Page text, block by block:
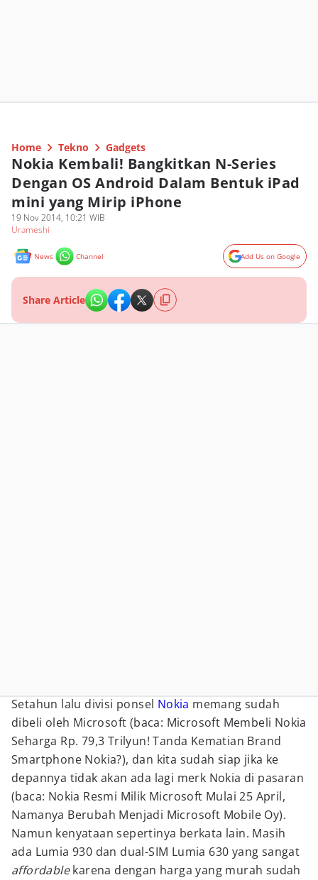
Home Tekno Gadgets
Nokia Kembali! Bangkitkan N-Series
Dengan OS Android Dalam Bentuk iPad
mini yang Mirip iPhone
19 Nov 2014, 10:21 WIB
Urameshi
News Channel Add Us on Google
Share Article
Setahun lalu divisi ponsel Nokia memang sudah
dibeli oleh Microsoft (baca: Microsoft Membeli Nokia
Seharga Rp. 79,3 Trilyun! Tanda Kematian Brand
Smartphone Nokia?), dan kita sudah siap jika ke
depannya tidak akan ada lagi merk Nokia di pasaran
(baca: Nokia Resmi Milik Microsoft Mulai 25 April,
Namanya Berubah Menjadi Microsoft Mobile Oy).
Namun kenyataan sepertinya berkata lain. Masih
ada Lumia 930 dan dual-SIM Lumia 630 yang sangat
affordablekarena dengan harga yang murah sudah